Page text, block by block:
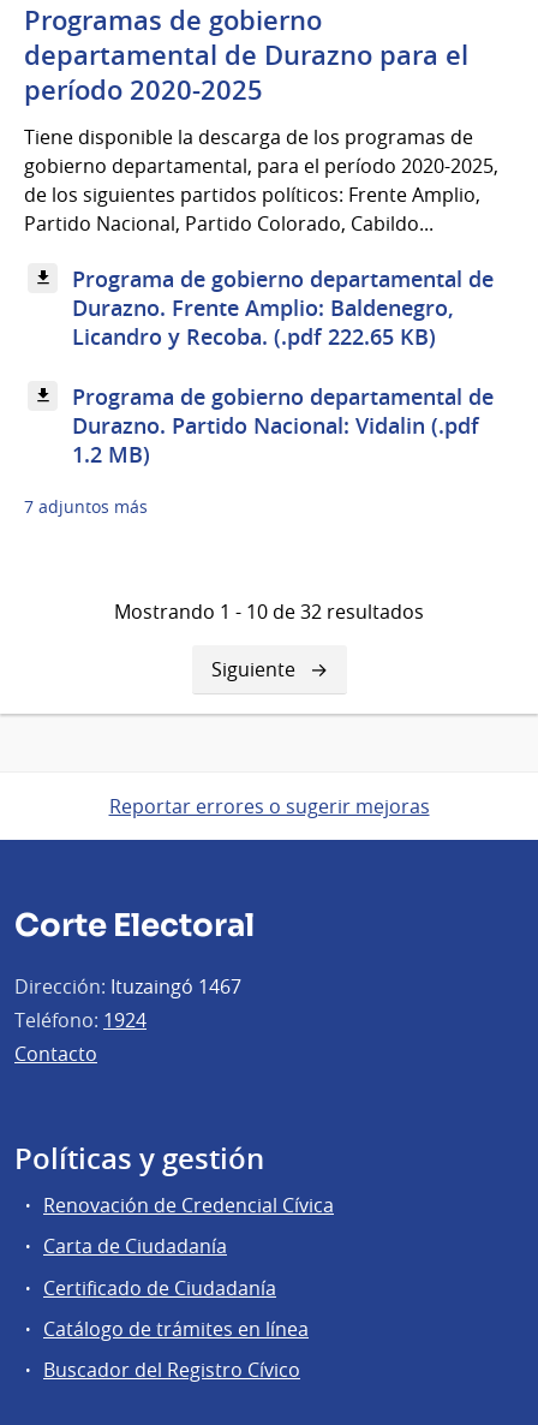
Programas de gobierno
departamental de Durazno para el
período 2020-2025
Tiene disponible la descarga de los programas de
gobierno departamental, para el período 2020-2025,
de los siguientes partidos políticos: Frente Amplio,
Partido Nacional, Partido Colorado, Cabildo...
Programa de gobierno departamental de
Durazno. Frente Amplio: Baldenegro,
Licandro y Recoba. (.pdf 222.65 KB)
Programa de gobierno departamental de
Durazno. Partido Nacional: Vidalin (.pdf
1.2 MB)
7 adjuntos más
Mostrando 1 - 10 de 32 resultados
Siguiente
página
Siguiente
Reportar errores o sugerir mejoras
Corte Electoral
Dirección: Ituzaingó 1467
Teléfono: 1924
Contacto
Políticas y gestión
Renovación de Credencial Cívica
Carta de Ciudadanía
Certificado de Ciudadanía
Catálogo de trámites en línea
Buscador del Registro Cívico